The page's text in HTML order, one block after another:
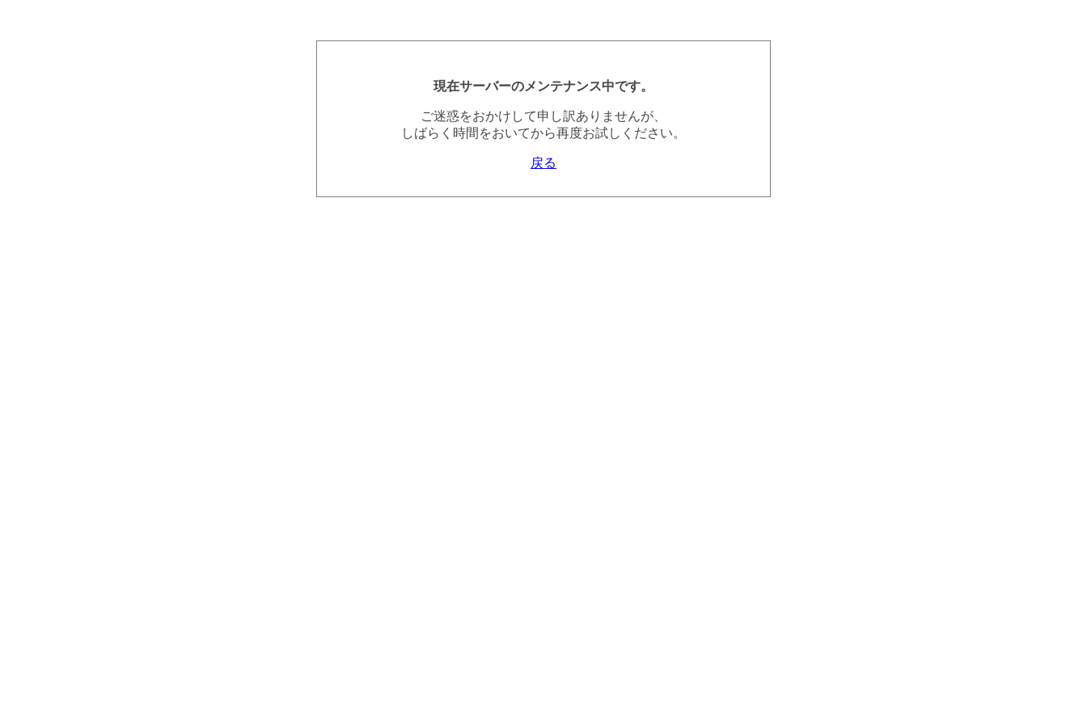
現在サーバーのメンテナンス中です。
ご迷惑をおかけして申し訳ありませんが、
しばらく時間をおいてから再度お試しください。
戻る